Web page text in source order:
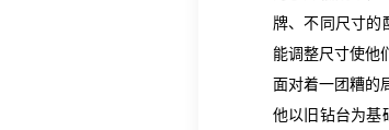
牌、不同尺寸的
能调整尺寸使他
面对着一团糟的
他以旧钻台为基